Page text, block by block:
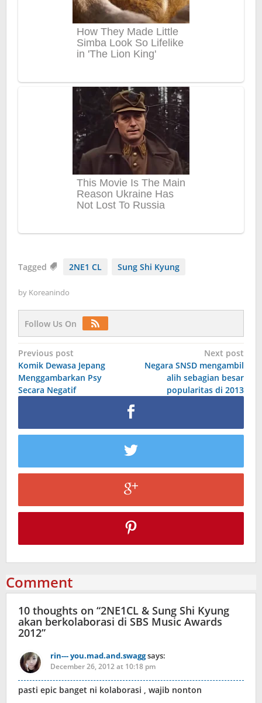
Tagged 2NE1 CL Sung Shi Kyung
by Koreanindo
Follow Us On
Post
navigation
Previous post
Komik Dewasa Jepang
Menggambarkan Psy
Secara Negatif
Next post
Negara SNSD mengambil
alih sebagian besar
popularitas di 2013
Comment
10 thoughts on “2NE1CL & Sung Shi Kyung
akan berkolaborasi di SBS Music Awards
2012”
rin--- you.mad.and.swaggsays:
December 26, 2012 at 10:18 pm
pasti epic banget ni kolaborasi , wajib nonton